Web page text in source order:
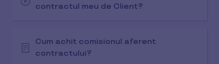
contractul meu de Client?
Cum achit comisionul aferent
contractului?